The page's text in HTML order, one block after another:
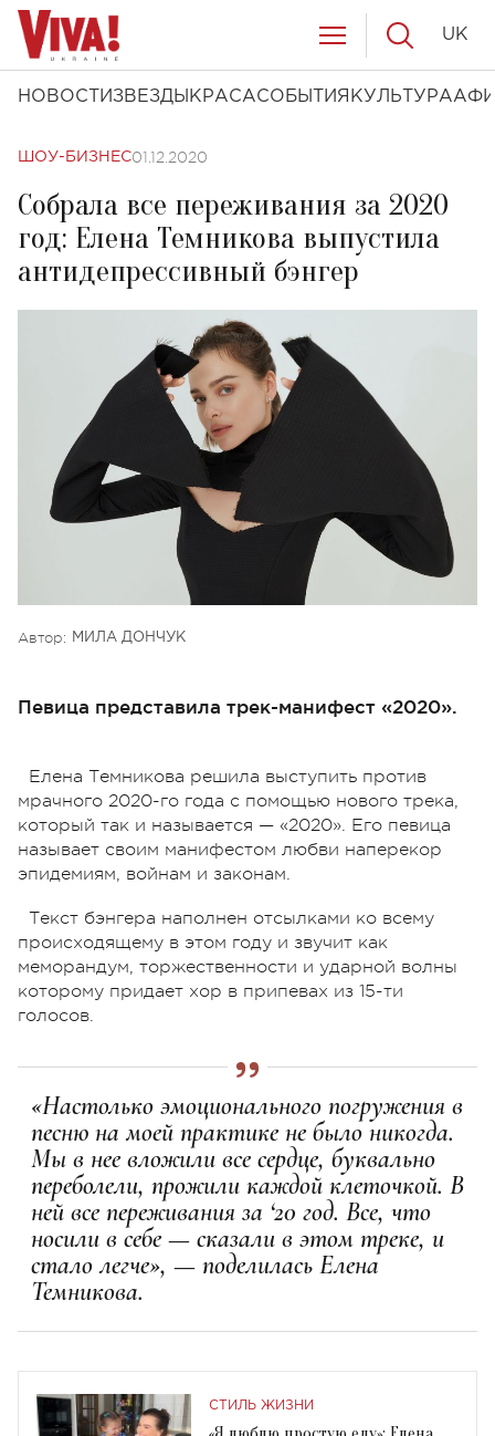
НОВОСТИ ЗВЕЗДЫ КРАСАСОБЫТИЯ КУЛЬТУРА
UK
ШОУ-БИЗНЕС01.12.2020
Собрала все переживания за 2020
год: Елена Темникова выпустила
антидепрессивный бэнгер
Автор: МИЛА ДОНЧУК
Певица представила трек-манифест «2020».
Елена Темникова решила выступить против
мрачного 2020-го года с помощью нового трека,
который так и называется — «2020». Его певица
называет своим манифестом любви наперекор
эпидемиям, войнам и законам.
Текст бэнгера наполнен отсылками ко всему
происходящему в этом году и звучит как
меморандум, торжественности и ударной волны
которому придает хор в припевах из 15-ти
голосов.
«Настолько эмоционального погружения в
песню на моей практике не было никогда.
Мы в нее вложили все сердце, буквально
переболели, прожили каждой клеточкой. В
ней все переживания за ‘20 год. Все, что
носили в себе — сказали в этом треке, и
стало легче», — поделилась Елена
Темникова.
СТИЛЬ ЖИЗНИ